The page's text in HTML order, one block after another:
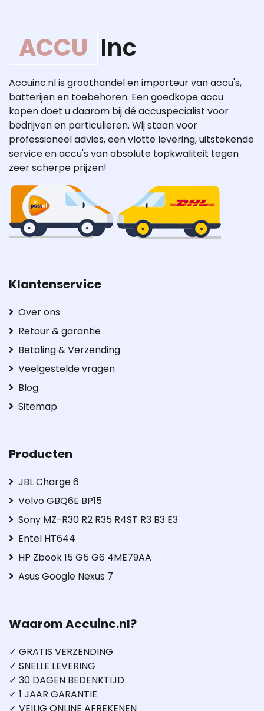
ACCU Inc
Accuinc.nl is groothandel en importeur van accu's,
batterijen en toebehoren. Een goedkope accu
kopen doet u daarom bij dé accuspecialist voor
bedrijven en particulieren. Wij staan voor
professioneel advies, een vlotte levering, uitstekende
service en accu's van absolute topkwaliteit tegen
zeer scherpe prijzen!
Klantenservice
Over ons
Retour & garantie
Betaling & Verzending
Veelgestelde vragen
Blog
Sitemap
Producten
JBL Charge 6
Volvo GBQ6E BP15
Sony MZ-R30 R2 R35 R4ST R3 B3 E3
Entel HT644
HP Zbook 15 G5 G6 4ME79AA
Asus Google Nexus 7
Waarom Accuinc.nl?
✓ GRATIS VERZENDING
✓ SNELLE LEVERING
✓ 30 DAGEN BEDENKTIJD
✓ 1 JAAR GARANTIE